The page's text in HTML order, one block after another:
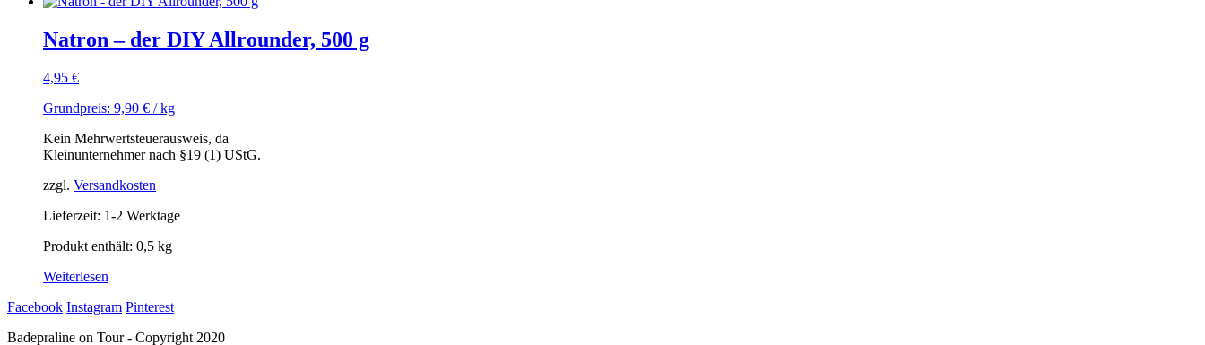
Natron – der DIY Allrounder, 500 g
4,95 €
Grundpreis: 9,90 € /kg
Kein Mehrwertsteuerausweis, da
Kleinunternehmer nach §19 (1) UStG.
zzgl. Versandkosten
Lieferzeit: 1-2 Werktage
Produkt enthält: 0,5 kg
Weiterlesen
Facebook Instagram Pinterest
Badepraline on Tour - Copyright 2020